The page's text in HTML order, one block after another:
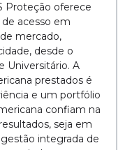
Proteção oferece
acesso em
mercado,
desde o
Universitário. A
prestados é
e um portfólio
confiam na
seja em
integrada de